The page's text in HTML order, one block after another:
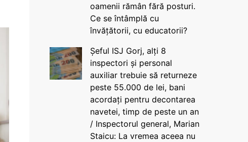
oamenii rămân fără posturi.
Ce se întâmplă cu
învățătorii, cu educatorii?
Șeful ISJ Gorj, alți 8
inspectori și personal
auxiliar trebuie să returneze
peste 55.000 de lei, bani
acordați pentru decontarea
navetei, timp de peste un an
/ Inspectorul general, Marian
Staicu: La vremea aceea nu